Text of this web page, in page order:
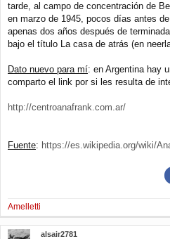
tarde, al campo de concentración de
en marzo de 1945, pocos días antes
apenas dos años después de
bajo el título La casa de atrás (en
Dato nuevo para mí: en Argentina hay
comparto el link por si les resulta de
http://centroanafrank.com.ar/
Fuente: https://es.wikipedia.org/wiki/
Amelletti
alsair2781